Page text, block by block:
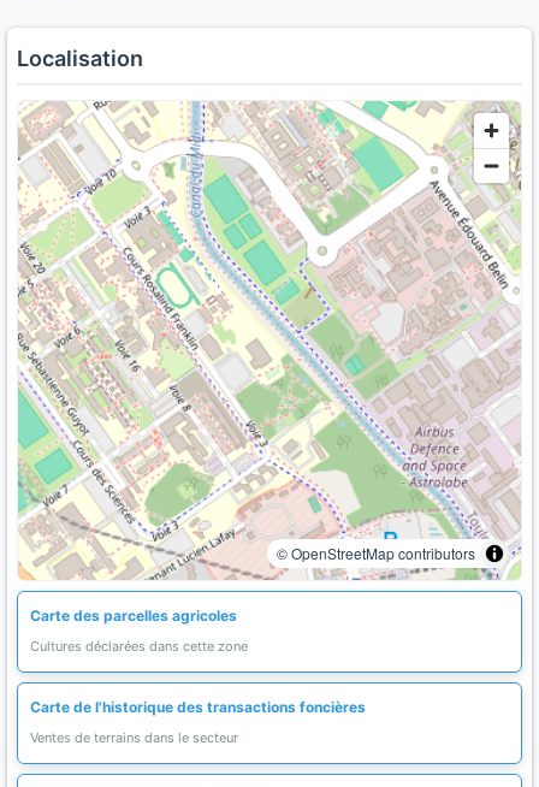
Localisation
© OpenStreetMap contributors
Carte des parcelles agricoles
Cultures déclarées dans cette zone
Carte de l'historique des transactions foncières
Ventes de terrains dans le secteur